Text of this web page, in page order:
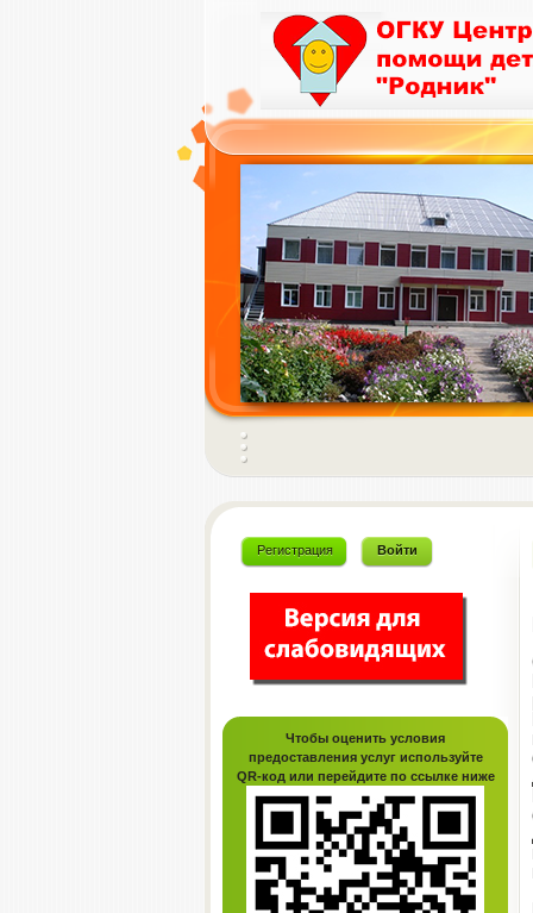
Регистрация Войти
Чтобы оценить условия
предоставления услуг используйте
QR-код или перейдите по ссылке ниже